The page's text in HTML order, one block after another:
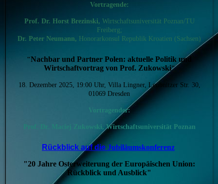
Vortragende:
Prof. Dr. Horst Brezinski, Wirtschaftsuniversität Poznan/TU
Freiberg;
Dr. Peter Neumann, Honorarkonsul Republik Kroatien (Sachsen)
"Nachbar und Partner Polen: aktuelle Politik und
Wirtschaftvortrag von Prof. Zukowski"
18. Dezember 2025, 19:00 Uhr, Villa Lingner, Leubnitzer Str. 30,
01069 Dresden
Vortragender:
Prof. Dr. Maciej Zukowski, Wirtschaftsuniversität Poznan
Rückblick auf die Jubiläumskonferenz
"20 Jahre Osterweiterung der Europäischen Union:
Rückblick und Ausblick"